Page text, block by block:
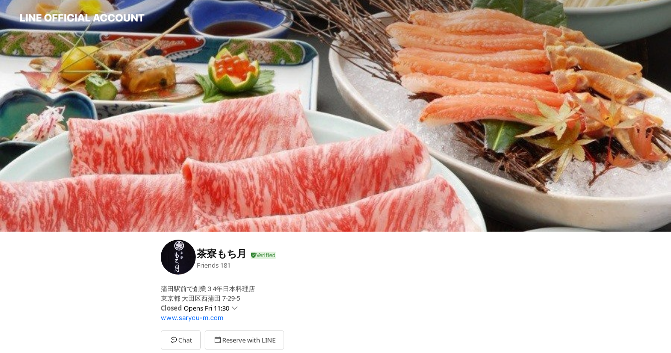
茶寮もち月
Friends 181
蒲田駅前で創業３4年日本料理店
東京都 大田区西蒲田 7-29-5
Closed Opens Fri 11:30
Sun11:30 - 15:00,16:30 - 21:00
Mon11:30 - 15:00,16:30 - 22:00
Tue11:30 - 15:00,16:30 - 22:00
Wed11:30 - 15:00,16:30 - 22:00
www.saryou-m.com
Chat Reserve with LINE